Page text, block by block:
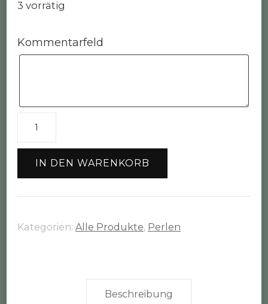
3 vorrätig
Kommentarfeld
Größe
IN DEN WARENKORB
Kategorien: Alle Produkte, Perlen
Beschreibung